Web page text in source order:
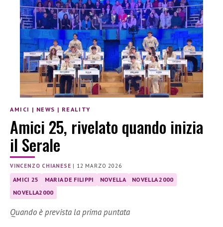
AMICI | NEWS | REALITY
Amici 25, rivelato quando inizia
il Serale
VINCENZO CHIANESE | 12 MARZO 2026
AMICI 25 MARIA DE FILIPPI NOVELLA
NOVELLA 2000
NOVELLA2000
Quando è prevista la prima puntata